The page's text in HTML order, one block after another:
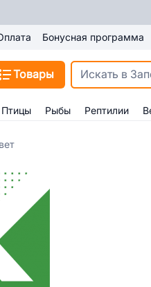
Бонусная программа
Товары
Птицы Рыбы Рептилии